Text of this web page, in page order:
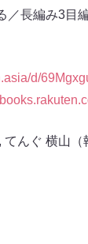
／長編み3目
d/
, てんぐ 横山（